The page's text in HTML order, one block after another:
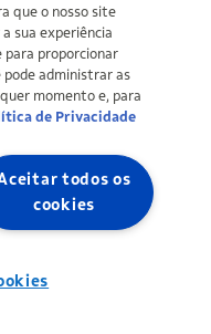
que o nosso site
sua experiência
para proporcionar
pode administrar as
momento e, para
de Privacidade
todos os
cookies